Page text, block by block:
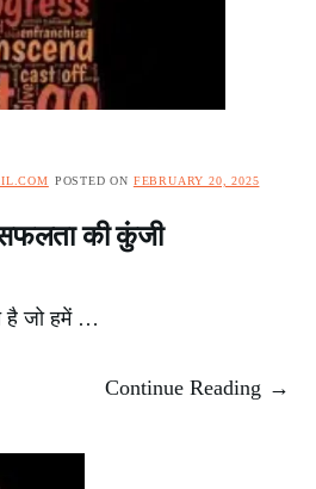
POSTED ON FEBRUARY 20, 2025
की कुंजी
है जो हमें …
Continue Reading →